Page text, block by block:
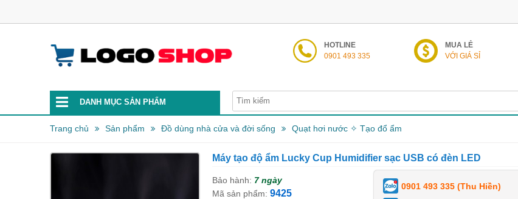
HOTLINE
0901 493 335
MUA LẺ
VỚI GIÁ SỈ
DANH MỤC SẢN PHẨM
Trang chủ Sản phẩm Đồ dùng nhà cửa và đời sống Quạt hơi nước ✧ Tạo đổ ẩm
Máy tạo độ ẩm Lucky Cup Humidifier sạc USB có đèn LED
Bảo hành: 7 ngày
Mã sản phẩm: 9425
0901 493 335 (Thu Hiền)